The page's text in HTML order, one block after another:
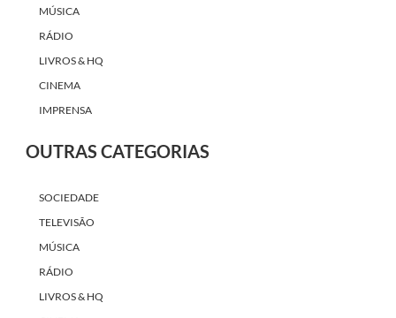
MÚSICA
RÁDIO
LIVROS & HQ
CINEMA
IMPRENSA
OUTRAS CATEGORIAS
SOCIEDADE
TELEVISÃO
MÚSICA
RÁDIO
LIVROS & HQ